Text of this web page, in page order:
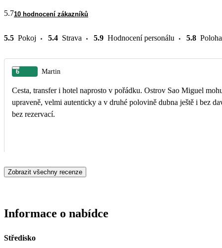
5.710 hodnocení zákazníků
5.5 Pokoj 5.4 Strava 5.9 Hodnocení personálu 5.8 Poloha
6 Martin
Cesta, transfer i hotel naprosto v pořádku. Ostrov Sao Miguel
upraveně, velmi autenticky a v druhé polovině dubna ještě i bez
bez rezervací.
Zobrazit všechny recenze
Informace o nabídce
Středisko